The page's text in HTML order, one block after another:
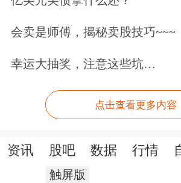
会卖是师傅，揭秘卖股技巧~~~
幸运大抽奖，注意这些坑…
点击查看更多内容
资讯 股吧 数据 行情
触屏版